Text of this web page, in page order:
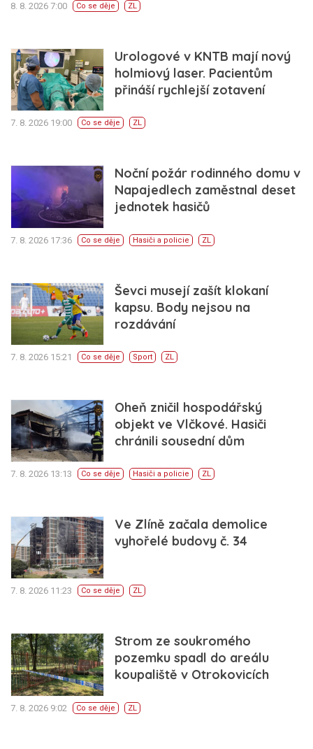
8. 8. 2026 7:00 Co se děje ZL
Urologové v KNTB mají nový
holmiový laser. Pacientům
přináší rychlejší zotavení
7. 8. 2026 19:00 Co se děje ZL
Noční požár rodinného domu v
Napajedlech zaměstnal deset
jednotek hasičů
7. 8. 2026 17:36 Co se děje Hasiči a policie ZL
Ševci musejí zašít klokaní
kapsu. Body nejsou na
rozdávání
7. 8. 2026 15:21 Co se děje Sport ZL
Oheň zničil hospodářský
objekt ve Vlčkové. Hasiči
chránili sousední dům
7. 8. 2026 13:13 Co se děje Hasiči a policie ZL
Ve Zlíně začala demolice
vyhořelé budovy č. 34
7. 8. 2026 11:23 Co se děje ZL
Strom ze soukromého
pozemku spadl do areálu
koupaliště v Otrokovicích
7. 8. 2026 9:02 Co se děje ZL